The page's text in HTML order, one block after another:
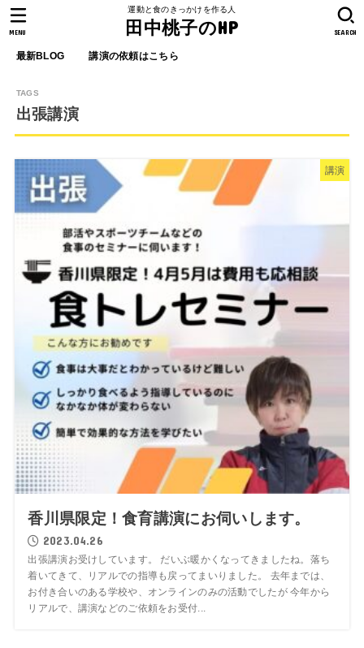
運動と食のきっかけを作る人
田中桃子のHP
最新BLOG 講演の依頼はこちら
SEARCH
MENU
出張講演
講演
香川県限定！食育講演にお伺いします。
2023.04.26
出張講演お受けしています。 だいぶ暖かくなってきましたね。落ち
着いてきて、リアルでの指導も戻ってまいりました。 去年までは、
お付き合いのある学校や、オンラインのみの活動でしたが 今年から
リアルで、講演などのご依頼をお受付...